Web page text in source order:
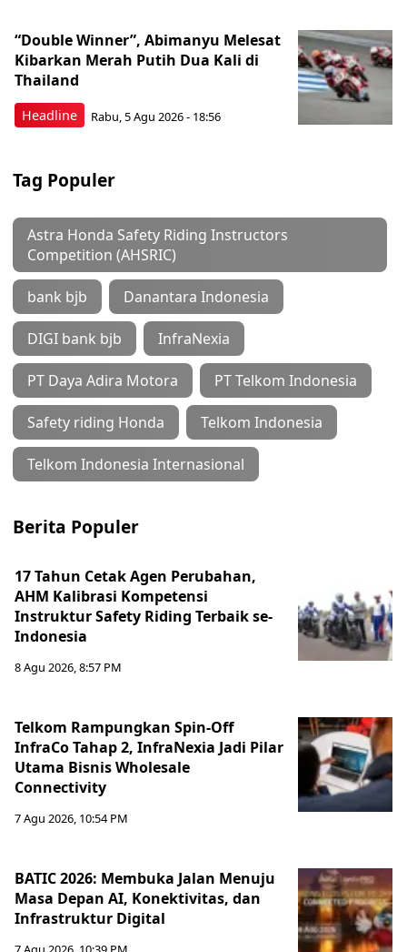
Headline
“Double Winner”, Abimanyu Melesat
Kibarkan Merah Putih Dua Kali di
Thailand
Rabu, 5 Agu 2026 - 18:56
Tag Populer
Astra Honda Safety Riding Instructors
Competition (AHSRIC)
bank bjb Danantara Indonesia
DIGI bank bjb InfraNexia
PT Daya Adira Motora PT Telkom Indonesia
Safety riding Honda Telkom Indonesia
Telkom Indonesia Internasional
Berita Populer
17 Tahun Cetak Agen Perubahan,
AHM Kalibrasi Kompetensi
Instruktur Safety Riding Terbaik se-
Indonesia
8 Agu 2026, 8:57 PM
Telkom Rampungkan Spin-Off
InfraCo Tahap 2, InfraNexia Jadi Pilar
Utama Bisnis Wholesale
Connectivity
7 Agu 2026, 10:54 PM
BATIC 2026: Membuka Jalan Menuju
Masa Depan AI, Konektivitas, dan
Infrastruktur Digital